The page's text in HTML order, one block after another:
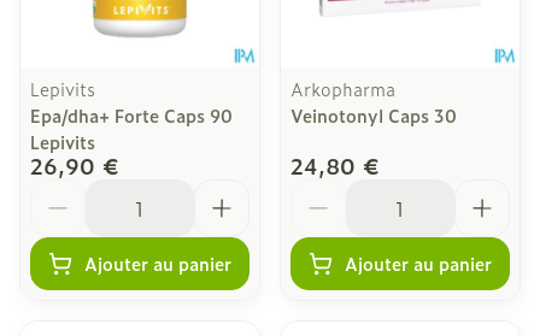
Lepivits
Epa/dha+ Forte Caps 90
Lepivits
26,90 €
Ajouter au panier
Arkopharma
Veinotonyl Caps 30
24,80 €
Ajouter au panier